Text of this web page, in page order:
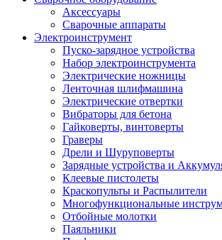
Аксессуары
Сварочные аппараты
Электроинструмент
Пуско-зарядное устройства
Набор электроинструмента
Электрические ножницы
Ленточная шлифмашина
Электрические отвертки
Вибраторы для бетона
Гайковерты, винтоверты
Граверы
Дрели и Шуруповерты
Зарядные устройства и
Клеевые пистолеты
Краскопульты и Распылители
Многофункциональные
Отбойные молотки
Паяльники